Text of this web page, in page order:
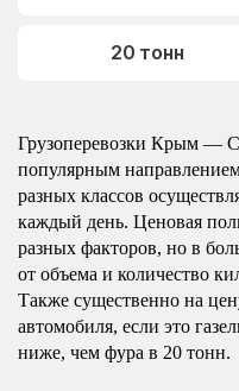
20 тонн
Грузоперевозки Крым —
популярным
разных классов
каждый день. Ценовая
разных факторов, но в
от объема и количество
Также существенно на
автомобиля, если это
ниже, чем фура в 20 тонн.